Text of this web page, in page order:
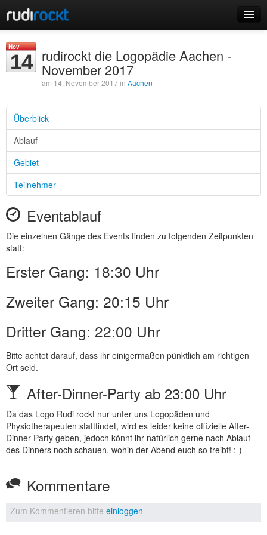
Events
Login
Registrieren
Nov
14 rudirockt die Logopädie Aachen -
November 2017
am 14. November 2017 in Aachen
Überblick
Ablauf
Gebiet
Teilnehmer
Eventablauf
Die einzelnen Gänge des Events finden zu folgenden Zeitpunkten
statt:
Erster Gang: 18:30 Uhr
Zweiter Gang: 20:15 Uhr
Dritter Gang: 22:00 Uhr
Bitte achtet darauf, dass ihr einigermaßen pünktlich am richtigen
Ort seid.
After-Dinner-Party ab 23:00 Uhr
Da das Logo Rudi rockt nur unter uns Logopäden und
Physiotherapeuten stattfindet, wird es leider keine offizielle After-
Dinner-Party geben, jedoch könnt ihr natürlich gerne nach Ablauf
des Dinners noch schauen, wohin der Abend euch so treibt! :-)
Kommentare
Zum Kommentieren bitte einloggen